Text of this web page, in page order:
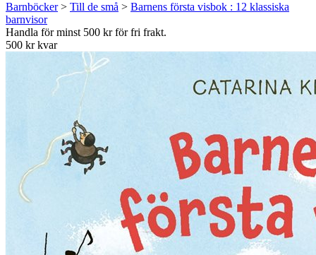
Barnböcker> Till de små > Barnens första visbok : 12 klassiska
barnvisor
Handla för minst 500 kr för fri frakt.
500 kr kvar